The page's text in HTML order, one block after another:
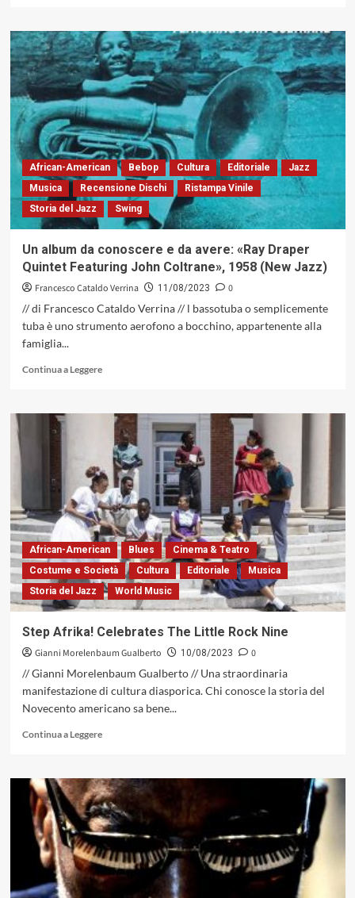
su
Un
uomo,
suo
dramma,
il
suo
strumento:
Frank
Rosolino
con
(Bethlehem
Records,
1956)
African-American Bebop Cultura Editoriale
Jazz
Musica
Recensione Dischi
Ristampa Vinile
Storia del Jazz
Swing
Un album da conoscere e da avere: «Ray Draper
Quintet Featuring John Coltrane», 1958 (New Jazz)
Francesco Cataldo Verrina 11/08/2023
0
// di Francesco Cataldo Verrina // l bassotuba o semplicemente
tuba è uno strumento aerofono a bocchino, appartenente alla
famiglia...
Continua a LeggereLeggi
su
album
conoscere
e
da
avere:
«Ray
Draper
Quintet
Featuring
John
Coltrane»,
(New
Jazz)
African-American Blues
Cinema & Teatro
Costume e Società
Cultura Editoriale
Musica
Storia del Jazz
World Music
Step Afrika! Celebrates The Little Rock Nine
Gianni Morelenbaum Gualberto 10/08/2023
0
// Gianni Morelenbaum Gualberto // Una straordinaria
manifestazione di cultura diasporica. Chi conosce la storia del
Novecento americano sa bene...
Continua a LeggereLeggi
su
Step
Afrika!
Celebrates
The
Little
Rock
Nine